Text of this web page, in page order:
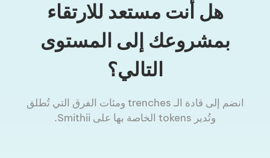
هل أنت مستعد للارتقاء
بمشروعك إلى المستوى
التالي؟
انضم إلى قادة الـ trenches ومئات الفرق التي تُطلق
وتُدير tokens الخاصة بها على Smithii.